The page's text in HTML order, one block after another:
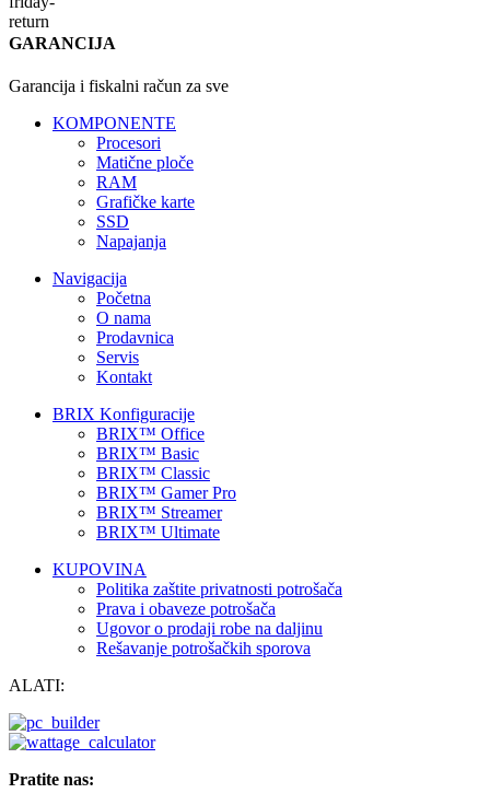
GARANCIJA
Garancija i fiskalni račun za sve
KOMPONENTE
Procesori
Matične ploče
RAM
Grafičke karte
SSD
Napajanja
Navigacija
Početna
O nama
Prodavnica
Servis
Kontakt
BRIX Konfiguracije
BRIX™ Office
BRIX™ Basic
BRIX™ Classic
BRIX™ Gamer Pro
BRIX™ Streamer
BRIX™ Ultimate
KUPOVINA
Politika zaštite privatnosti potrošača
Prava i obaveze potrošača
Ugovor o prodaji robe na daljinu
Rešavanje potrošačkih sporova
ALATI:
Pratite nas: